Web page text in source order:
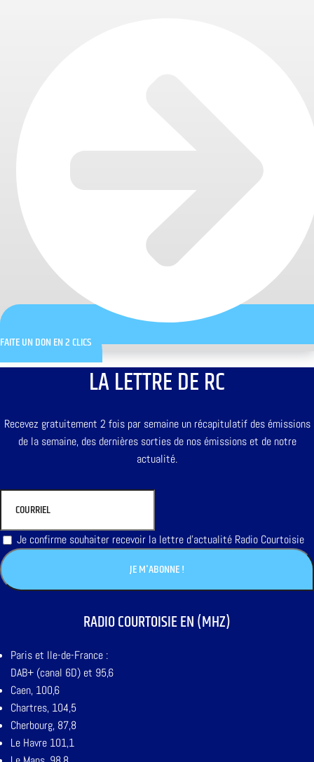
FAITE UN DON EN 2 CLICS
LA LETTRE DE RC
Recevez gratuitement 2 fois par semaine un récapitulatif des émissions
de la semaine, des dernières sorties de nos émissions et de notre
actualité.
Je confirme souhaiter recevoir la lettre d'actualité Radio Courtoisie
RADIO COURTOISIE EN (MHZ)
Paris et Ile-de-France :
DAB+ (canal 6D) et 95,6
Caen, 100,6
Chartres, 104,5
Cherbourg, 87,8
Le Havre 101,1